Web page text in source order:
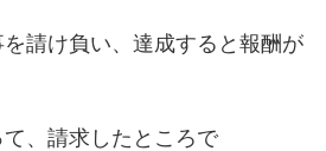
請け負い、達成すると報酬が
、請求したところで